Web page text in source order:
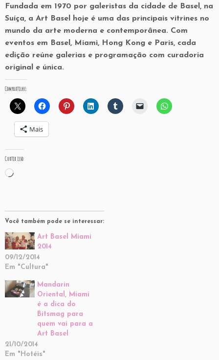
Fundada em 1970 por galeristas da cidade de Basel, na
Suíça, a Art Basel hoje é uma das principais vitrines no
mundo da arte moderna e contemporânea. Com
eventos em Basel, Miami, Hong Kong e Paris, cada
edição reúne galerias e programação com curadoria
original e única.
Compartilhe:
Mais
Curtir isso:
Carregando...
Você também pode se interessar:
Art Basel Miami
2014
09/12/2014
Em "Cultura"
Mandarin
Oriental, Miami
é a dica do
Bitsmag para
quem vai para a
Art Basel
21/10/2014
Em "Hotéis"